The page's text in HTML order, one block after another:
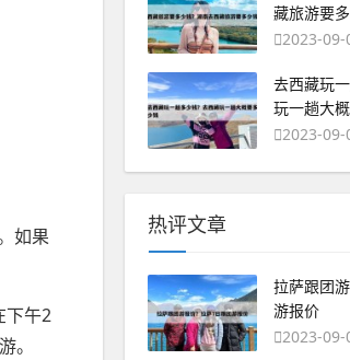
如果
下午2
。
藏旅游要
2023-09-
去西藏玩
玩一趟大
2023-09-
热评文章
拉萨跟团
游报价
2023-09-